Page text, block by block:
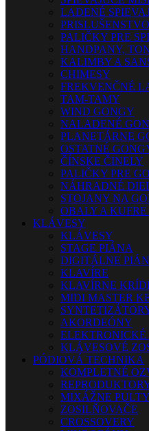
LADENÉ
PALIČKY PRE
HANDPANY,
KALIMBY A
CHIMESY
FREKVENČNÉ
TAM-TAMY
WIND GONGY
NALADENÉ
PLANETÁRNE
OSTATNÉ
ČÍNSKE ČINELY
PALIČKY PRE
NÁHRADNÉ
STOJANY NA
OBALY A
KLÁVESY
KLÁVESY
STAGE PIÁNA
DIGITÁLNE
KLAVÍRE
KLAVÍRNE
MIDI MASTER
AKORDEÓNY
ELEKTRONICKÉ
KLÁVESOVÉ
PÓDIOVÁ TECHNIKA
KOMPLETNÉ
MIXÁŽNE PULTY
ZOSILŇOVAČE
CROSSOVERY